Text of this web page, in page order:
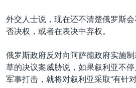
航
到
检
中东
非洲
美洲
人权·法律·宗教
军事
劳工
热点专题
国会报道
美中关系
VOA今日焦点
中文广播
外交人士说，现在还不清楚俄罗斯
否决权，或者在表决中弃权。
俄罗斯政府反对向阿萨德政府实施
草的决议案威胁说，如果叙利亚不
军事打击，就将对叙利亚采取“有针对